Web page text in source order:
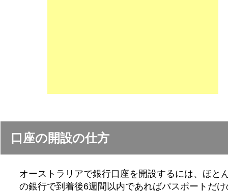
口座の開設の仕方
オーストラリアで銀行口座を開設するには、ほと
の銀行で到着後6週間以内であればパスポートだけ